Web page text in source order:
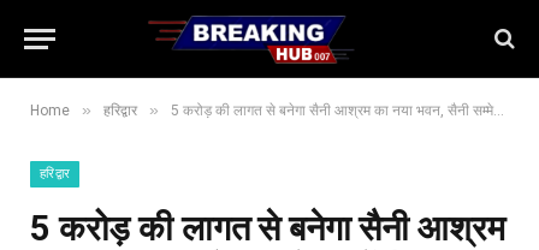
Home » हरिद्वार » 5 करोड़ की लागत से बनेगा सैनी आश्रम का नया भवन, सैनी सम्मेलन में मिला समर्थन, जल्द होगा शिलान्यास
हरिद्वार
5 करोड़ की लागत से बनेगा सैनी आश्रम